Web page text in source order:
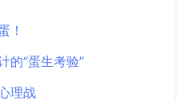
！
的“蛋生考验”
理战